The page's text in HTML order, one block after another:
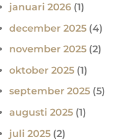
januari 2026 (1)
december 2025 (4)
november 2025 (2)
oktober 2025 (1)
september 2025 (5)
augusti 2025 (1)
juli 2025 (2)